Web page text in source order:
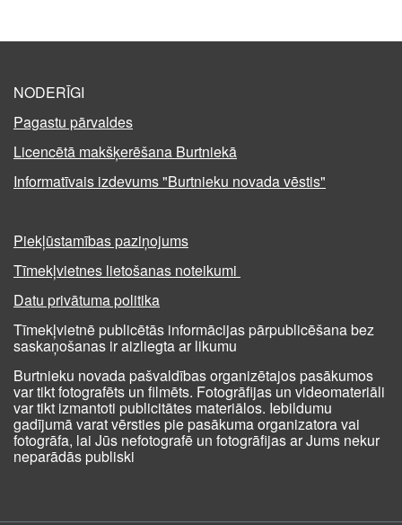
NODERĪGI
Pagastu pārvaldes
Licencētā makšķerēšana Burtniekā
Informatīvais izdevums "Burtnieku novada vēstis"
Piekļūstamības paziņojums
Tīmekļvietnes lietošanas noteikumi
Datu privātuma politika
Tīmekļvietnē publicētās informācijas pārpublicēšana bez
saskaņošanas ir aizliegta ar likumu
Burtnieku novada pašvaldības organizētajos pasākumos
var tikt fotografēts un filmēts. Fotogrāfijas un videomateriāli
var tikt izmantoti publicitātes materiālos. Iebildumu
gadījumā varat vērsties pie pasākuma organizatora vai
fotogrāfa, lai Jūs nefotografē un fotogrāfijas ar Jums nekur
neparādās publiski